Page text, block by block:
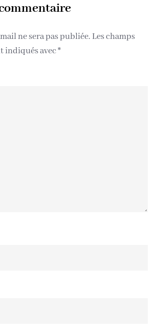
ne sera pas publiée. Les champs
indiqués avec*